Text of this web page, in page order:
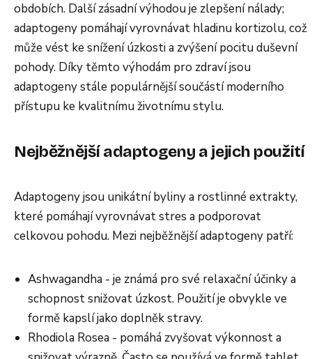
obdobích. Další zásadní výhodou je zlepšení nálady;
adaptogeny pomáhají vyrovnávat hladinu kortizolu, což
může vést ke snížení úzkosti a zvýšení pocitu duševní
pohody. Díky těmto výhodám pro zdraví jsou
adaptogeny stále populárnější součástí moderního
přístupu ke kvalitnímu životnímu stylu.
Nejběžnější adaptogeny a jejich použití
Adaptogeny jsou unikátní byliny a rostlinné extrakty,
které pomáhají vyrovnávat stres a podporovat
celkovou pohodu. Mezi nejběžnější adaptogeny patří:
Ashwagandha - je známá pro své relaxační účinky a
schopnost snižovat úzkost. Použití je obvykle ve
formě kapslí jako doplněk stravy.
Rhodiola Rosea - pomáhá zvyšovat výkonnost a